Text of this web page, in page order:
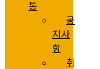
통
공
지사
항
취